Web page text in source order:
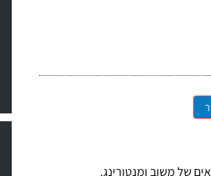
של משוב ומנטורינג.